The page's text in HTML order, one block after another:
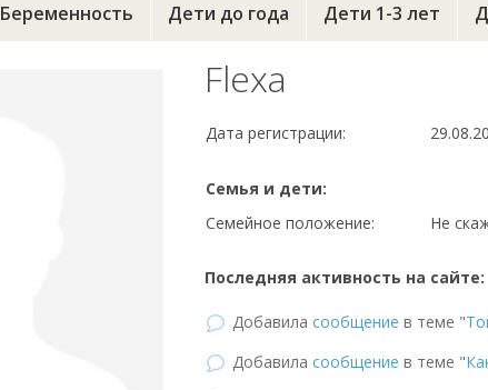
Беременность Дети до года Дети 1-3 лет
Flexa
Дата регистрации:
Семья и дети:
Семейное положение:
Не
Последняя активность на сайте:
Добавила сообщение в теме "
Добавила сообщение в теме "